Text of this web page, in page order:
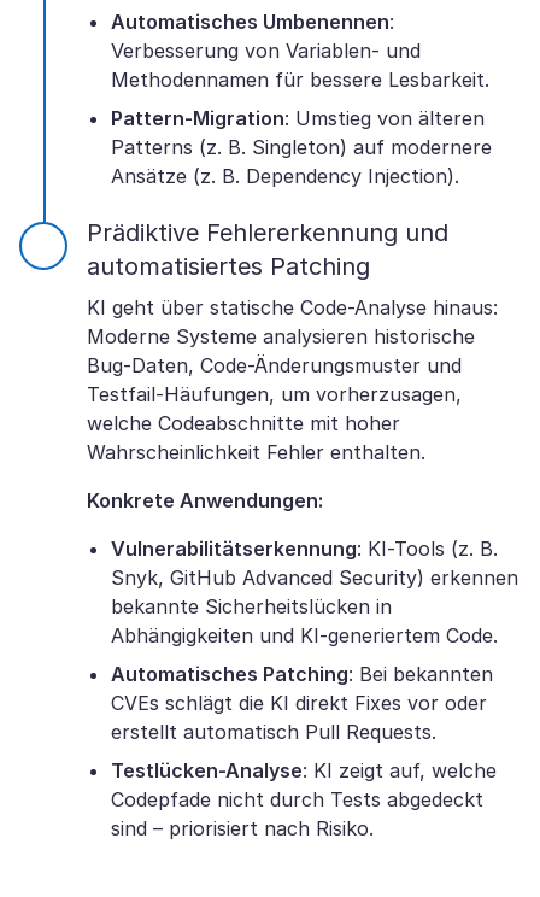
Automatisches Umbenennen:
Verbesserung von Variablen- und
Methodennamen für bessere Lesbarkeit.
Pattern-Migration: Umstieg von älteren
Patterns (z. B. Singleton) auf modernere
Ansätze (z. B. Dependency Injection).
Prädiktive Fehlererkennung und
automatisiertes Patching
KI geht über statische Code-Analyse hinaus:
Moderne Systeme analysieren historische
Bug-Daten, Code-Änderungsmuster und
Testfail-Häufungen, um vorherzusagen,
welche Codeabschnitte mit hoher
Wahrscheinlichkeit Fehler enthalten.
Konkrete Anwendungen:
Vulnerabilitätserkennung: KI-Tools (z. B.
Snyk, GitHub Advanced Security) erkennen
bekannte Sicherheitslücken in
Abhängigkeiten und KI-generiertem Code.
Automatisches Patching: Bei bekannten
CVEs schlägt die KI direkt Fixes vor oder
erstellt automatisch Pull Requests.
Testlücken-Analyse: KI zeigt auf, welche
Codepfade nicht durch Tests abgedeckt
sind – priorisiert nach Risiko.